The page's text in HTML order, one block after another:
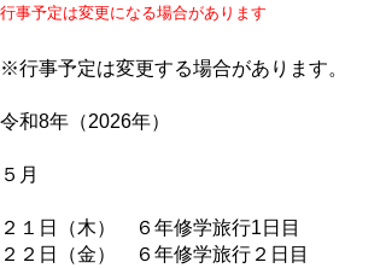
行事予定は変更になる場合があります
※行事予定は変更する場合があります。
令和8年（2026年）
５月
２１日（木） ６年修学旅行1日目
２２日（金） ６年修学旅行２日目